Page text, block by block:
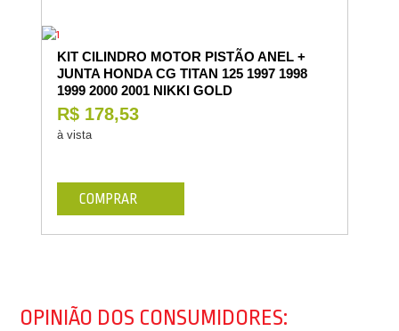
KIT CILINDRO MOTOR PISTÃO ANEL +
JUNTA HONDA CG TITAN 125 1997 1998
1999 2000 2001 NIKKI GOLD
R$ 178,53
à vista
COMPRAR
OPINIÃO DOS CONSUMIDORES: